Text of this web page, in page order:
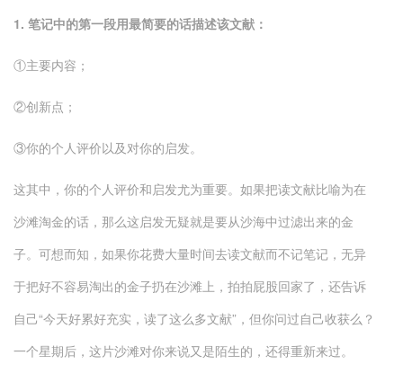
1. 笔记中的第一段用最简要的话描述该文献：
①主要内容；
②创新点；
③你的个人评价以及对你的启发。
这其中，你的个人评价和启发尤为重要。如果把读文献比喻为在
沙滩淘金的话，那么这启发无疑就是要从沙海中过滤出来的金
子。可想而知，如果你花费大量时间去读文献而不记笔记，无异
于把好不容易淘出的金子扔在沙滩上，拍拍屁股回家了，还告诉
自己“今天好累好充实，读了这么多文献”，但你问过自己收获么？
一个星期后，这片沙滩对你来说又是陌生的，还得重新来过。